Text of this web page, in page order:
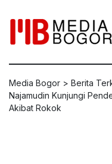
Media Bogor > Berita
Najamudin Kunjungi
Akibat Rokok